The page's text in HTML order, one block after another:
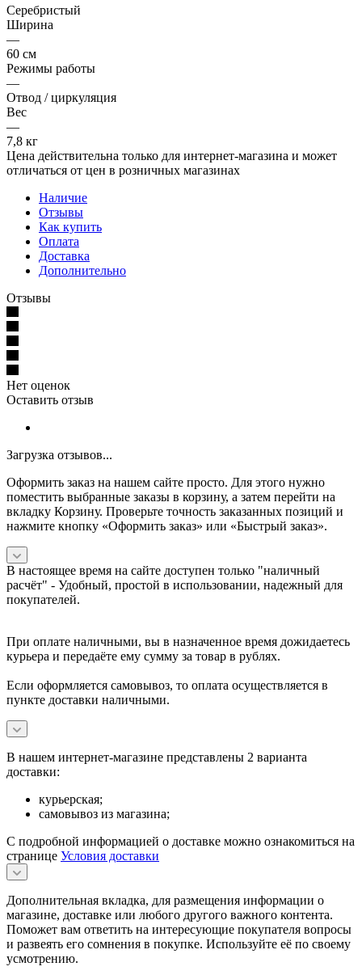
Серебристый
Ширина
—
60 см
Режимы работы
—
Отвод / циркуляция
Вес
—
7,8 кг
Цена действительна только для интернет-магазина и может
отличаться от цен в розничных магазинах
Наличие
Отзывы
Как купить
Оплата
Доставка
Дополнительно
Отзывы
Нет оценок
Оставить отзыв
Загрузка отзывов...
Оформить заказ на нашем сайте просто. Для этого нужно
поместить выбранные заказы в корзину, а затем перейти на
вкладку Корзину. Проверьте точность заказанных позиций и
нажмите кнопку «Оформить заказ» или «Быстрый заказ».
В настоящее время на сайте доступен только "наличный
расчёт" - Удобный, простой в использовании, надежный для
покупателей.
При оплате наличными, вы в назначенное время дожидаетесь
курьера и передаёте ему сумму за товар в рублях.
Если оформляется самовывоз, то оплата осуществляется в
пункте доставки наличными.
В нашем интернет-магазине представлены 2 варианта
доставки:
курьерская;
самовывоз из магазина;
С подробной информацией о доставке можно ознакомиться на
странице Условия доставки
Дополнительная вкладка, для размещения информации о
магазине, доставке или любого другого важного контента.
Поможет вам ответить на интересующие покупателя вопросы
и развеять его сомнения в покупке. Используйте её по своему
усмотрению.